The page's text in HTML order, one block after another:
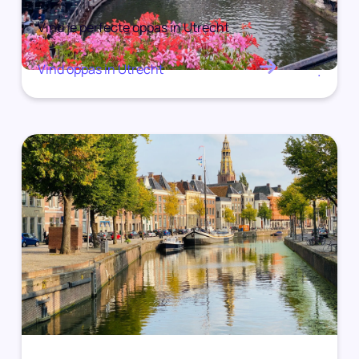
Vind je perfecte oppas in Utrecht
Vind oppas in Utrecht .